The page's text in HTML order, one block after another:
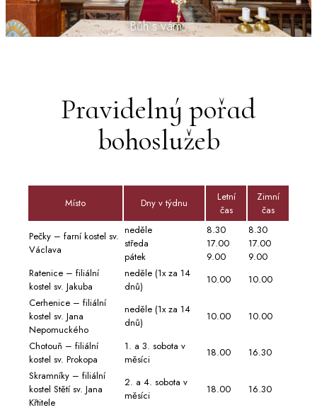
Bůh s vámi.
Pravidelný pořad
bohoslužeb
Místo Dny v týdnu
Letní
čas
Zimní
čas
Pečky – farní kostel sv.
Václava
neděle
středa
pátek
8.30
17.00
9.00
8.30
17.00
9.00
Ratenice – filiální
kostel sv. Jakuba
neděle (1x za 14
dnů)
10.00
10.00
Cerhenice – filiální
kostel sv. Jana
Nepomuckého
neděle (1x za 14
dnů)
10.00 10.00
Chotouň – filiální
kostel sv. Prokopa
1. a 3. sobota v
měsíci
18.00
16.30
Skramníky – filiální
kostel Stětí sv. Jana
Křtitele
2. a 4. sobota v
měsíci
18.00 16.30